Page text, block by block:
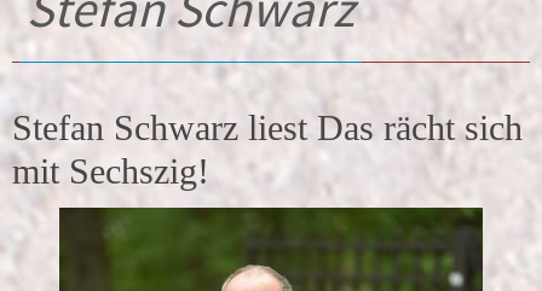
Stefan Schwarz liest Das rächt sich
mit Sechszig!